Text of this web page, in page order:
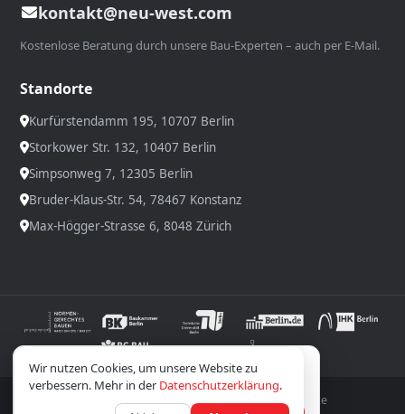
kontakt@neu-west.com
Kostenlose Beratung durch unsere Bau-Experten – auch per E-Mail.
Standorte
Kurfürstendamm 195, 10707 Berlin
Storkower Str. 132, 10407 Berlin
Simpsonweg 7, 12305 Berlin
Bruder-Klaus-Str. 54, 78467 Konstanz
Max-Högger-Strasse 6, 8048 Zürich
© 2026 Neuwest GmbH ® – Bauunternehmen. Alle Rechte
Wir nutzen Cookies, um unsere Website zu
verbessern. Mehr in der Datenschutzerklärung.
Wir verwenden Cookies; optionale Inhalte laden
erst nach Zustimmung.Datenschutz